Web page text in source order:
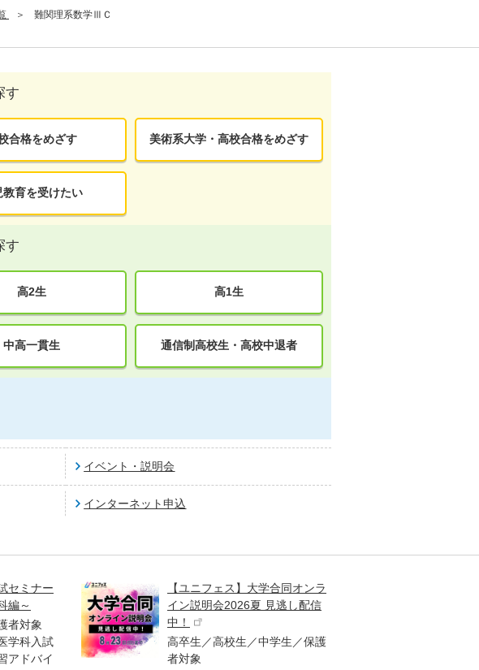
難関理系数学ⅢＣ
す
合格をめざす 美術系大学・高校合格をめざす
教育を受けたい
す
高2生 高1生
中高一貫生 通信制高校生・高校中退者
イベント・説明会
インターネット申込
セミナー
編～
者対象
学科入試
アドバイ
【ユニフェス】大学合同オンラ
イン説明会2026夏 見逃し配信
中！
高卒生／高校生／中学生／保護
者対象